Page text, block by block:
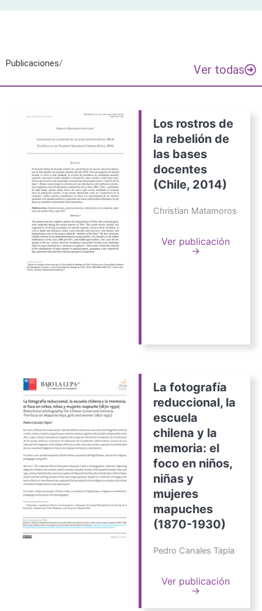
Publicaciones/ Ver todas
Los rostros de
la rebelión de
las bases
docentes
(Chile, 2014)
Christian Matamoros
Ver publicación
→
La fotografía
reduccional, la
escuela
chilena y la
memoria: el
foco en niños,
niñas y
mujeres
mapuches
(1870-1930)
Pedro Canales Tapia
Ver publicación
→